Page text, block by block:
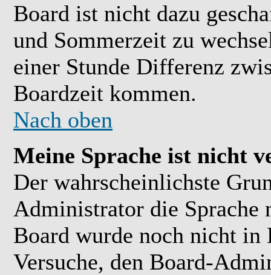
Board ist nicht dazu
und Sommerzeit zu
einer Stunde Differenz
Boardzeit kommen.
Nach oben
Meine Sprache ist nicht
Der wahrscheinlichste
Administrator die Sprache
Board wurde noch nicht in
Versuche, den Board-